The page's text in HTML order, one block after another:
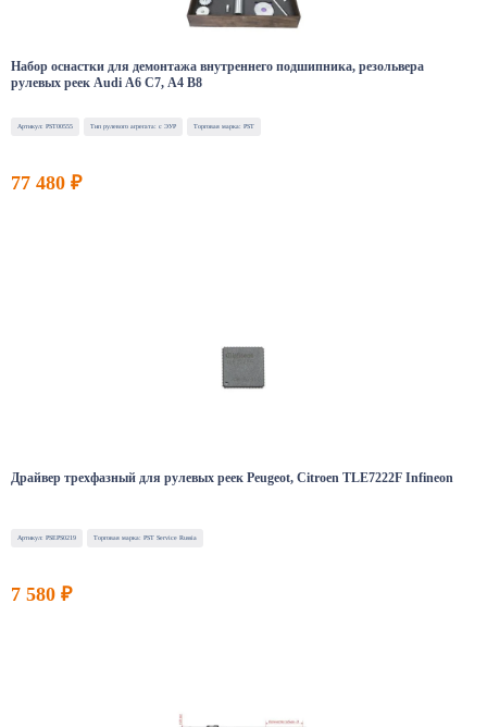
Набор оснастки для демонтажа внутреннего подшипника, резольвера
рулевых реек Audi A6 C7, A4 B8
Артикул: PST00555 Тип рулевого агрегата: с ЭУР Торговая марка: PST
77 480 ₽
Драйвер трехфазный для рулевых реек Peugeot, Citroen TLE7222F Infineon
Артикул: PSEPS0219 Торговая марка: PST Service Russia
7 580 ₽